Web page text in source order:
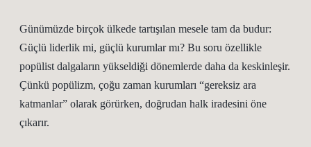
Günümüzde birçok ülkede tartışılan mesele tam da budur:
Güçlü liderlik mi, güçlü kurumlar mı? Bu soru özellikle
popülist dalgaların yükseldiği dönemlerde daha da keskinleşir.
Çünkü popülizm, çoğu zaman kurumları “gereksiz ara
katmanlar” olarak görürken, doğrudan halk iradesini öne
çıkarır.